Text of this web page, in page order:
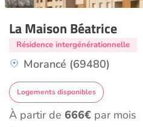
La Maison Béatrice
Résidence intergénérationnelle
Morancé (69480)
Logements disponibles
À partir de 666€ par mois